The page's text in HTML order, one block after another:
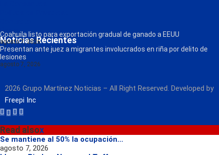
Radio
Noticias Recientes
Coahuila listo para exportación gradual de ganado a EEUU
agosto 7, 2026
Presentan ante juez a migrantes involucrados en riña por delito de
lesiones
agosto 7, 2026
2026 Grupo Martínez Noticias – All Right Reserved. Developed by
Freepi Inc
Read alsox
Se mantiene al 50% la ocupación...
agosto 7, 2026